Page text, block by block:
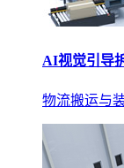
AI视觉引导
物流搬运与